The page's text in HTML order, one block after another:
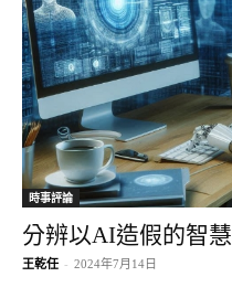
時事評論
分辨以AI造假的智慧
王乾任 - 2024年7月14日